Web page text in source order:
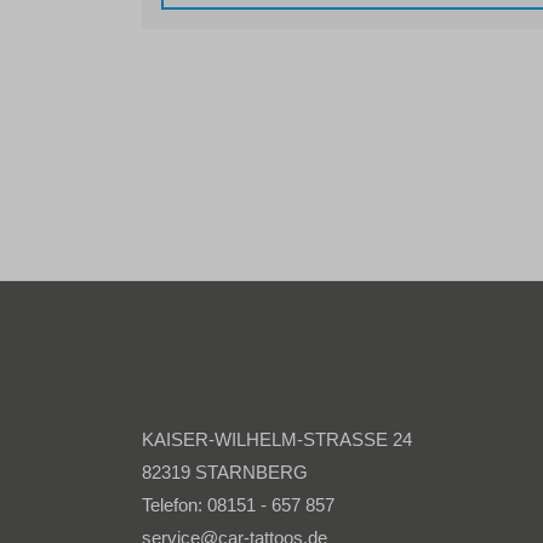
KAISER-WILHELM-STRASSE 24
82319 STARNBERG
Telefon: 08151 - 657 857
service@car-tattoos.de